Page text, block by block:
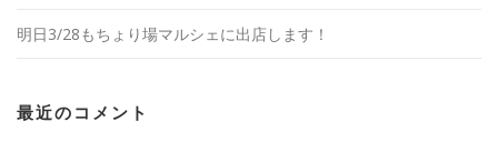
明日3/28もちょり場マルシェに出店します！
最近のコメント